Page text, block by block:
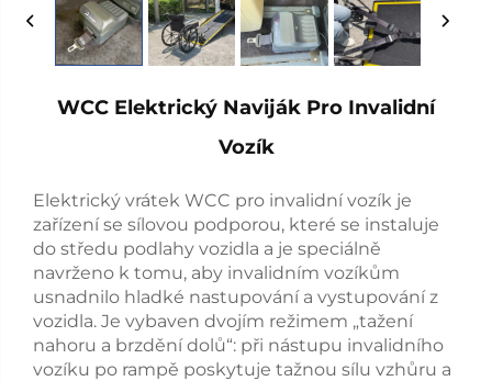
WCC Elektrický Naviják Pro Invalidní
Vozík
Elektrický vrátek WCC pro invalidní vozík je
zařízení se sílovou podporou, které se instaluje
do středu podlahy vozidla a je speciálně
navrženo k tomu, aby invalidním vozíkům
usnadnilo hladké nastupování a vystupování z
vozidla. Je vybaven dvojím režimem „tažení
nahoru a brzdění dolů“: při nástupu invalidního
vozíku po rampě poskytuje tažnou sílu vzhůru a